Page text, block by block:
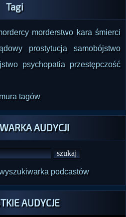
Tagi
morderstwo kara śmierci
prostytucja
samobójstwo
psychopatia
przestępczość
tagów
AUDYCJI
podcastów
AUDYCJE